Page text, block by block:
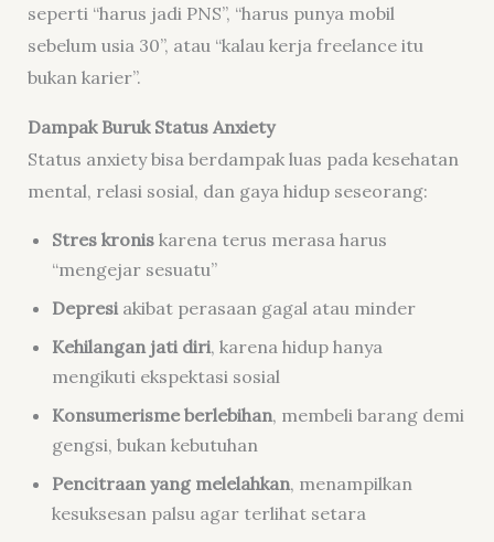
seperti “harus jadi PNS”, “harus punya mobil
sebelum usia 30”, atau “kalau kerja freelance itu
bukan karier”.
Dampak Buruk Status Anxiety
Status anxiety bisa berdampak luas pada kesehatan
mental, relasi sosial, dan gaya hidup seseorang:
Stres kroniskarena terus merasa harus
“mengejar sesuatu”
Depresiakibat perasaan gagal atau minder
Kehilangan jati diri, karena hidup hanya
mengikuti ekspektasi sosial
Konsumerisme berlebihan, membeli barang demi
gengsi, bukan kebutuhan
Pencitraan yang melelahkan, menampilkan
kesuksesan palsu agar terlihat setara